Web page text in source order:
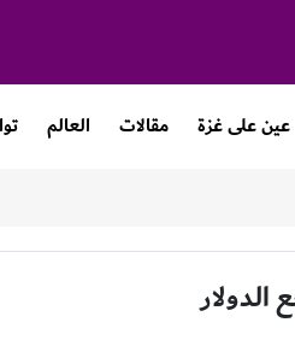
عين على غزة مقالات العالم
الدولار